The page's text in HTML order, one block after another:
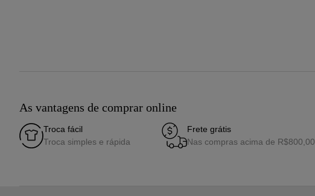
As vantagens de comprar online
Troca fácil
Troca simples e rápida
Frete grátis
Nas compras acima de R$800,00